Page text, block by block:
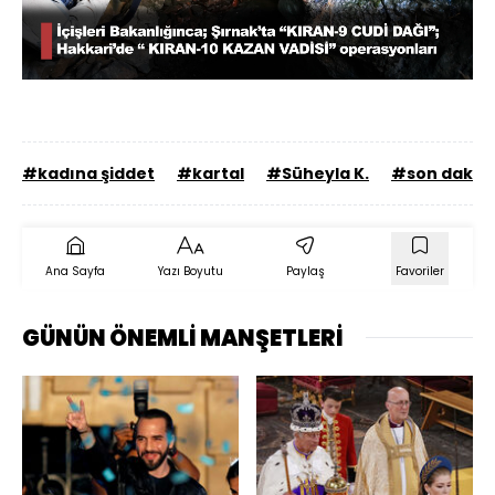
Sesi
Aç
Yüklendi
31.95%
Oynatma
Hızı
#kadına şiddet #kartal #Süheyla K. #son
Ana Sayfa Yazı Boyutu Paylaş Favoriler
GÜNÜN ÖNEMLİ MANŞETLERİ